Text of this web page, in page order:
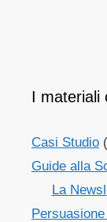
I materiali
Casi Studio
Guide alla
La